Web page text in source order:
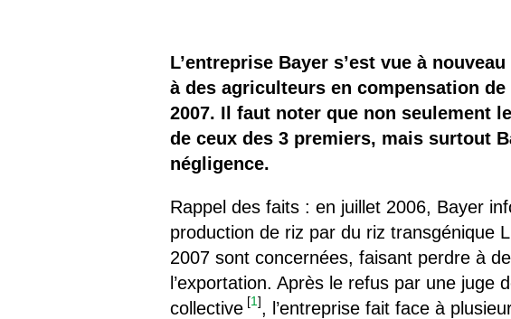
Il y a semence….
Quels sont les
L’entreprise Bayer s’est vue à
à des agriculteurs en compensation
2007. Il faut noter que non seulement
de ceux des 3 premiers, mais surtout
négligence.
Rappel des faits : en juillet 2006, Bayer
production de riz par du riz transgénique
2007 sont concernées, faisant perdre à
l’exportation. Après le refus par une juge
collective [1], l’entreprise fait face à